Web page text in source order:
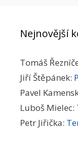
Nejnovější
Tomáš
Jiří Štěpánek:
Pavel
Luboš Mielec:
Petr Jiřička: